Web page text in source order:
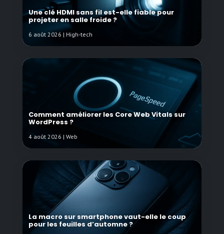
Une clé HDMI sans fil est-elle fiable pour
projeter en salle froide ?
6 août 2026 | High-tech
Comment améliorer les Core Web Vitals sur
WordPress ?
4 août 2026 | Web
La macro sur smartphone vaut-elle le coup
pour les feuilles d’automne ?